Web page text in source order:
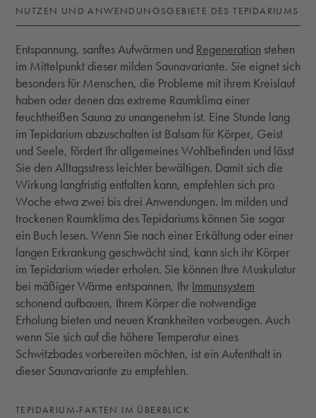
NUTZEN UND ANWENDUNGSGEBIETE DES TEPIDARIUMS
Entspannung, sanftes Aufwärmen und Regeneration stehen
im Mittelpunkt dieser milden Saunavariante. Sie eignet sich
besonders für Menschen, die Probleme mit ihrem Kreislauf
haben oder denen das extreme Raumklima einer
feuchtheißen Sauna zu unangenehm ist. Eine Stunde lang
im Tepidarium abzuschalten ist Balsam für Körper, Geist
und Seele, fördert Ihr allgemeines Wohlbefinden und lässt
Sie den Alltagsstress leichter bewältigen. Damit sich die
Wirkung langfristig entfalten kann, empfehlen sich pro
Woche etwa zwei bis drei Anwendungen. Im milden und
trockenen Raumklima des Tepidariums können Sie sogar
ein Buch lesen. Wenn Sie nach einer Erkältung oder einer
langen Erkrankung geschwächt sind, kann sich ihr Körper
im Tepidarium wieder erholen. Sie können Ihre Muskulatur
bei mäßiger Wärme entspannen, Ihr Immunsystem
schonend aufbauen, Ihrem Körper die notwendige
Erholung bieten und neuen Krankheiten vorbeugen. Auch
wenn Sie sich auf die höhere Temperatur eines
Schwitzbades vorbereiten möchten, ist ein Aufenthalt in
dieser Saunavariante zu empfehlen.
TEPIDARIUM-FAKTEN IM ÜBERBLICK